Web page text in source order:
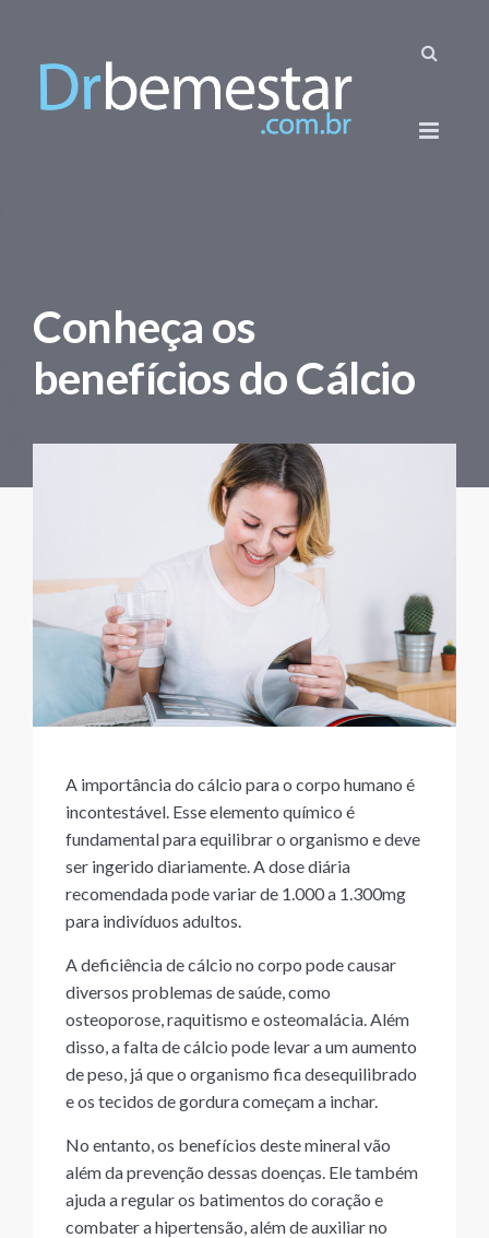
Conheça os
benefícios do Cálcio
A importância do cálcio para o corpo humano é
incontestável. Esse elemento químico é
fundamental para equilibrar o organismo e deve
ser ingerido diariamente. A dose diária
recomendada pode variar de 1.000 a 1.300mg
para indivíduos adultos.
A deficiência de cálcio no corpo pode causar
diversos problemas de saúde, como
osteoporose, raquitismo e osteomalácia. Além
disso, a falta de cálcio pode levar a um aumento
de peso, já que o organismo fica desequilibrado
e os tecidos de gordura começam a inchar.
No entanto, os benefícios deste mineral vão
além da prevenção dessas doenças. Ele também
ajuda a regular os batimentos do coração e
combater a hipertensão, além de auxiliar no